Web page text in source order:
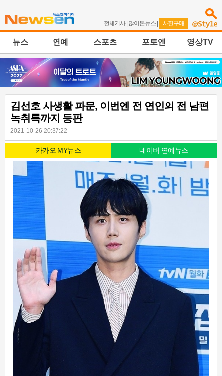
전체기사| 많이본뉴스 | 사진구매
뉴스 연예 스포츠 포토엔 영상TV
김선호 사생활 파문, 이번엔 전 연인의 전 남편
녹취록까지 등판
2021-10-26 20:37:22
카카오 MY뉴스 네이버 연예뉴스